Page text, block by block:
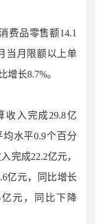
费品零售额14.1
当月 限额以上单
增长8.7%。
收入完成29.8亿
均水平0.9个百分
完成22.2亿元，
亿元，同比增长
亿元，同比下降